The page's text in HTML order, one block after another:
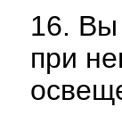
16. Вы
при